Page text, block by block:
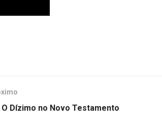
O Dízimo no Novo Testamento